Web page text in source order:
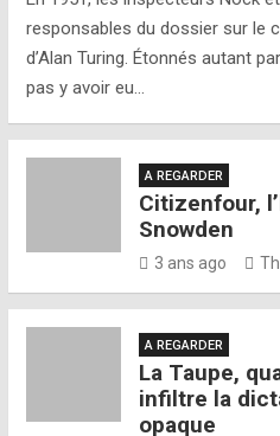
responsables du dossier sur le
d’Alan Turing. Étonnés autant
pas y avoir eu…
A REGARDER
Citizenfour,
Snowden
3 ans ago
A REGARDER
La Taupe,
infiltre la
opaque